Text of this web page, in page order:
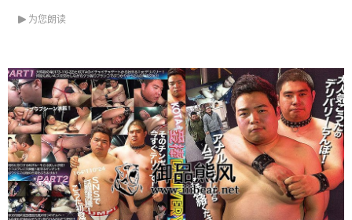
为您朗读
[BRAVO]KOTAの愛棒DELIVERY